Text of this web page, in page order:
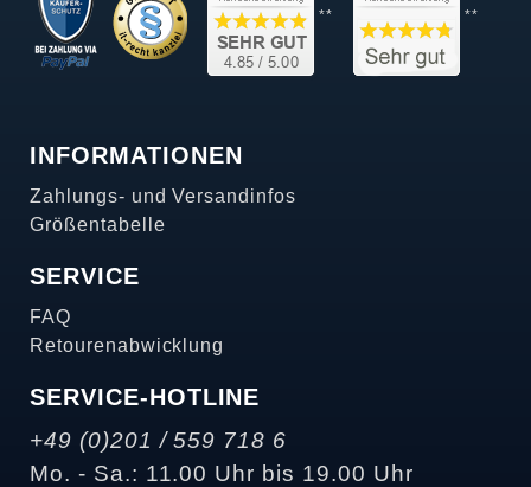
** **
INFORMATIONEN
Zahlungs- und Versandinfos
Größentabelle
SERVICE
FAQ
Retourenabwicklung
SERVICE-HOTLINE
+49 (0)201 / 559 718 6
Mo. - Sa.: 11.00 Uhr bis 19.00 Uhr